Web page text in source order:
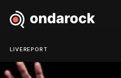
LIVEREPORT